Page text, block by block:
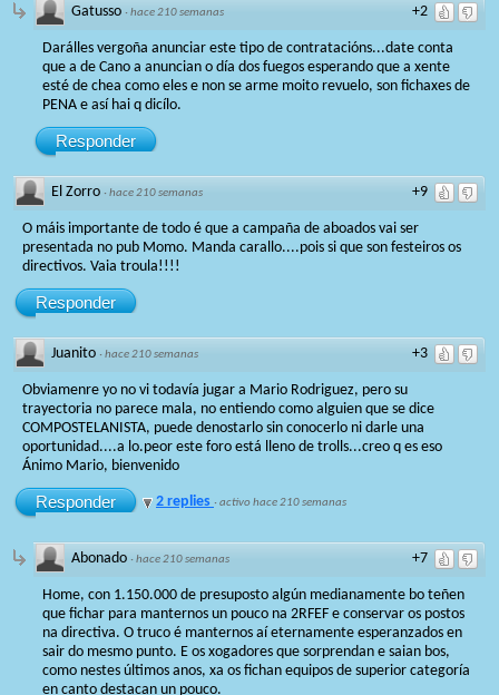
+2
Gatusso ·hace 210 semanas
Darálles vergoña anunciar este tipo de contratacións...date conta
que a de Cano a anuncian o día dos fuegos esperando que a xente
esté de chea como eles e non se arme moito revuelo, son fichaxes de
PENA e así hai q dicílo.
Responder
+9
El Zorro ·hace 210 semanas
O máis importante de todo é que a campaña de aboados vai ser
presentada no pub Momo. Manda carallo....pois si que son festeiros os
directivos. Vaia troula!!!!
Responder
+3
Juanito ·hace 210 semanas
Obviamenre yo no vi todavía jugar a Mario Rodriguez, pero su
trayectoria no parece mala, no entiendo como alguien que se dice
COMPOSTELANISTA, puede denostarlo sin conocerlo ni darle una
oportunidad....a lo.peor este foro está lleno de trolls...creo q es eso
Ánimo Mario, bienvenido
Responder 2 replies ·activo hace 210 semanas
+7
Abonado ·hace 210 semanas
Home, con 1.150.000 de presuposto algún medianamente bo teñen
que fichar para manternos un pouco na 2RFEF e conservar os postos
na directiva. O truco é manternos aí eternamente esperanzados en
sair do mesmo punto. E os xogadores que sorprendan e saian bos,
como nestes últimos anos, xa os fichan equipos de superior categoría
en canto destacan un pouco.